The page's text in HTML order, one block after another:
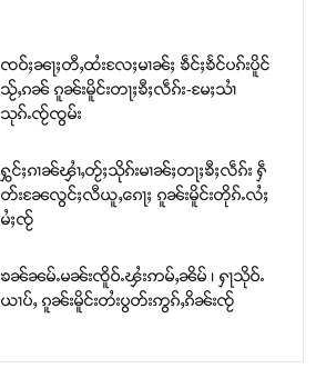
ၸဝ်ႈၼႃႈတီႇထႆးလႄႈမၢၼ်ႈ ၶဵင်ႈၶႅင်ပၵ်းပိူင်
သႂ်ႇၵၼ် ၵူၼ်းမိူင်းတႃႈၶီႈလဵၵ်း-မႄႈသၢႆ
သုၵ်ႉၸႂ်ၸွမ်း
ႁွင်ႈၵၢၼ်ၾၢႆႇတႂ်ႈသိုၵ်းမၢၼ်ႈတႃႈၶီႈလဵၵ်း ႁဵ
တ်းၼႄလွင်ႈလီယူႇၵေႃႈ ၵူၼ်းမိူင်းတိုၵ်ႉလႆႈ
မႆႈၸႂ်
ၶၼ်ၼမ်ႉမၼ်းၸိူဝ်ႉၾႆးဢမ်ႇၼိမ် ၊ ႁႃသိုဝ်ႉ
ယၢပ်ႇ ၵူၼ်းမိူင်းတႆးပွတ်းဢွၵ်ႇၵိၼ်းၸႂ်